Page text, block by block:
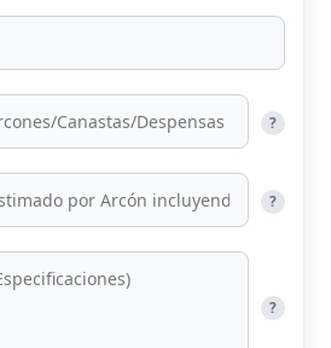
?
?
?